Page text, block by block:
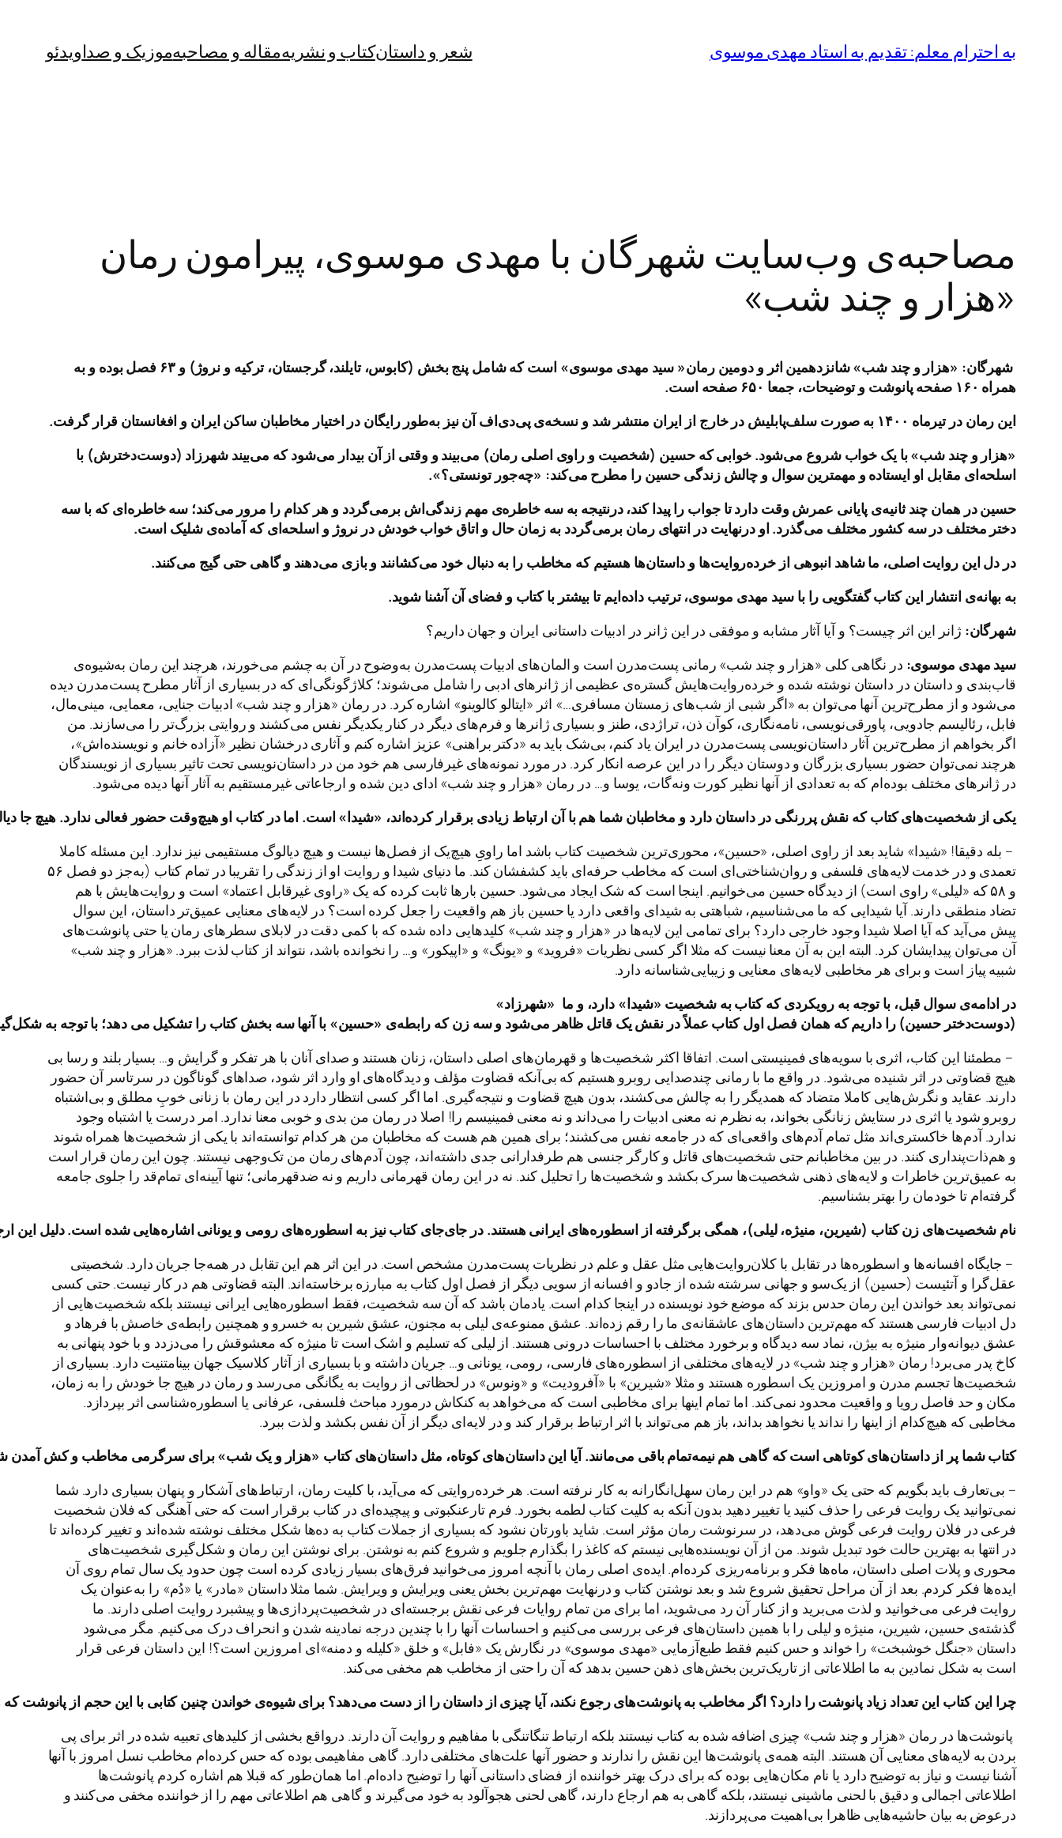
به احترام معلم: تقدیم به استاد مهدی موسوی شعر و داستانکتاب‌ و نشریهمقاله و مصاحبهموزیک و صداویدئو
مصاحبه‌ی وب‌سایت شهرگان با مهدی موسوی، پیرامون رمان
«هزار و چند شب»
شهرگان: «هزار و چند شب»شانزدهمین اثر و دومین رمان« سید مهدی موسوی» است که شامل پنج بخش (کابوس، تایلند، گرجستان، ترکیه و نروژ)
و ۶۳ فصل بوده و به
همراه ۱۶۰ صفحه پانوشت و توضیحات، جمعا ۶۵۰ صفحه است
.
این رمان در تیرماه ۱۴۰۰ به صورت سلف
پابلیش در خارج از ایران منتشر شد و نسخه‌ی پی‌دی‌اف آن نیز بهطور رایگان در اختیار مخاطبان ساکن ایران و افغانستان قرار گرفت.
«هزار و چند شب»با یک خواب شروع میشود.خوابی که حسین (شخصیت و راوی اصلی رمان) می‌بیند و وقتی از آن بیدار میشود که میبیند شهرزاد (دوستدخترش) با
اسلحهای مقابل او ایستاده و مهمترین سوال و چالش زندگی حسین را مطرح می‌کند: «چهجور تونستی؟»
.
حسین در همان چند ثانیهی پایانی عمرش وقت دارد تا جواب را پیدا کند، درنتیجه به سه خاطرهی مهم زندگیاش برمیگردد و هر کدام را مرور میکند؛ سه خاطرهای که با سه
دختر مختلف در سه کشور مختلف میگذرد. او درنهایت در انتهای رمان برمیگردد به زمان حال و اتاق خواب خودش در نروژ و اسلحهای که آمادهی شلیک است.
در دل این روایت اصلی، ما شاهد انبوهی از خرده‌روایت‌ها و داستانها هستیم که مخاطب را به دنبال خود میکشانند و بازی میدهند و گاهی حتی گیج میکنند.
به بهانهی انتشار این کتاب گفتگویی را با سید مهدی موسوی، ترتیب دادهایم تا بیشتر با کتاب و فضای آن آشنا شوید.
شهرگان: ژانر این اثر چیست؟ و آیا آثار مشابه و موفقی در این ژانر در ادبیات داستانی ایران و جهان داریم؟
سید مهدی موسوی: در نگاهی کلی «هزار و چند شب» رمانی پست‌مدرن است و المان‌های ادبیات پست‌مدرن به‌وضوح در آن به چشم می‌خورند، هرچند این رمان به‌شیوه‌ی
قاب‌بندی و داستان در داستان نوشته شده و خرده‌روایت‌هایش گستره‌ی عظیمی از ژانرهای ادبی را شامل می‌شوند؛ کلاژگونگی‌ای که در بسیاری از آثار مطرح پست‌مدرن دیده
می‌شود و از مطرح‌ترین آنها می‌توان به «اگر شبی از شب‌های زمستان مسافری…» اثر «ایتالو کالوینو» اشاره کرد. در رمان «هزار و چند شب» ادبیات جنایی، معمایی، مینی‌مال،
فابل، رئالیسم جادویی، پاورقی‌نویسی، نامه‌نگاری، کوآن ذن، تراژدی، طنز و بسیاری ژانرها و فرم‌های دیگر در کنار یکدیگر نفس می‌کشند و روایتی بزرگ‌تر را می‌‌سازند. من
اگر بخواهم از مطرح‌ترین آثار داستان‌نویسی پست‌مدرن در ایران یاد کنم، بی‌شک باید به «دکتر براهنی» عزیز اشاره کنم و آثاری درخشان نظیر «آزاده خانم و نویسنده‌اش»،
هرچند نمی‌توان حضور بسیاری بزرگان و دوستان دیگر را در این عرصه انکار کرد. در مورد نمونه‌های غیرفارسی هم خود من در داستان‌نویسی تحت تاثیر بسیاری از نویسندگان
در ژانرهای مختلف بوده‌ام که به تعدادی از آنها نظیر کورت ونه‌گات، یوسا و… در رمان «هزار و چند شب» ادای دین شده و ارجاعاتی غیرمستقیم به آثار آنها دیده می‌شود.
یکی از شخصیتهایکتاب که نقش پررنگی در داستان دارد و مخاطبان شما همبا آن ارتباط زیادی برقرار کردهاند، «شیدا» است. امادر کتاب اوهیچوقت حضور فعالی ندارد.هیچ جا
– بله دقیقا! «شیدا» شاید بعد از راوی اصلی، «حسین»، محوری‌ترین شخصیت کتاب باشد اما راویِ هیچ‌یک از فصل‌ها نیست و هیچ دیالوگ مستقیمی نیز ندارد. این مسئله کاملا
تعمدی و در خدمت لایه‌های فلسفی و روان‌شناختی‌ای است که مخاطب حرفه‌ای باید کشفشان کند. ما دنیای شیدا و روایت او از زندگی را تقریبا در تمام کتاب (به‌جز دو فصل ۵۶
و ۵۸ که «لیلی» راوی است) از دیدگاه حسین می‌خوانیم. اینجا است که شک ایجاد می‌شود. حسین بارها ثابت کرده که یک «راوی غیرقابل اعتماد» است و روایت‌هایش با هم
تضاد منطقی دارند. آیا شیدایی که ما می‌شناسیم، شباهتی به شیدای واقعی دارد یا حسین باز هم واقعیت را جعل کرده است؟ در لایه‌های معنایی عمیق‌تر داستان، این سوال
پیش می‌آید که آیا اصلا شیدا وجود خارجی دارد؟ برای تمامی این لایه‌ها در «هزار و چند شب» کلیدهایی داده شده که با کمی دقت در لابلای سطرهای رمان یا حتی پانوشت‌های
آن می‌توان پیدایشان کرد. البته این به آن معنا نیست که مثلا اگر کسی نظریات «فروید» و «یونگ» و «اپیکور» و… را نخوانده باشد، نتواند از کتاب لذت ببرد. «هزار و چند شب»
شبیه پیاز است و برای هر مخاطبی لایه‌های معنایی و زیبایی‌شناسانه دارد.
در ادامهی سوال قبل، باتوجه به رویکردی که کتاببه شخصیت «شیدا» دارد، و ما «شهرزاد»
(دوستدختر حسین)را داریمکه همان فصل اول کتاب عملاًدر نقشیک قاتل ظاهر میشود وسه زن که رابطهی «حسین»با آنهاسه بخش کتاب را تشکیل می دهد؛ باتوجه به شکل
– مطمئنا این کتاب، اثری با سویه‌های فمینیستی است. اتفاقا اکثر شخصیت‌ها و قهرمان‌های اصلی داستان، زنان هستند و صدای آنان با هر تفکر و گرایش و… بسیار بلند و رسا بی
هیچ قضاوتی در اثر شنیده می‌شود. در واقع ما با رمانی چندصدایی روبرو هستیم که بی‌آنکه قضاوت مؤلف و دیدگاه‌های او وارد اثر شود، صداهای گوناگون در سرتاسر آن حضور
دارند. عقاید و نگرش‌هایی کاملا متضاد که همدیگر را به چالش می‌کشند، بدون هیچ قضاوت و نتیجه‌گیری. اما اگر کسی انتظار دارد در این رمان با زنانی خوبِ مطلق و بی‌اشتباه
روبرو شود یا اثری در ستایش زنانگی بخواند، به نظرم نه معنی ادبیات را می‌داند و نه معنی فمینیسم را! اصلا در رمان من بدی و خوبی معنا ندارد. امر درست یا اشتباه وجود
ندارد. آدم‌ها خاکستری‌اند مثل تمام آدم‌های واقعی‌ای که در جامعه نفس می‌کشند؛ برای همین هم هست که مخاطبان من هر کدام توانسته‌اند با یکی از شخصیت‌ها همراه شوند
و هم‌ذات‌پنداری کنند. در بین مخاطبانم حتی شخصیت‌های قاتل و کارگر جنسی هم طرفدارانی جدی داشته‌اند، چون آدم‌های رمان من تک‌وجهی نیستند. چون این رمان قرار است
به عمیق‌ترین خاطرات و لایه‌های ذهنی شخصیت‌ها سرک بکشد و شخصیت‌ها را تحلیل کند. نه در این رمان قهرمانی داریم و نه ضدقهرمانی؛ تنها آیینه‌ای تمام‌قد را جلوی جامعه
گرفته‌ام تا خودمان را بهتر بشناسیم.
نام شخصیتهای زنکتاب (شیرین، منیژه، لیلی)، همگی برگرفته از اسطورههای ایرانیهستند. در جایجای کتابنیز به اسطورههای رومی و یونانی اشارههاییشده است.دلیل این
– جایگاه افسانه‌ها و اسطوره‌ها در تقابل با کلان‌روایت‌هایی مثل عقل و علم در نظریات پست‌مدرن مشخص است. در این اثر هم این تقابل در همه‌جا جریان دارد. شخصیتی
عقل‌گرا و آتئیست (حسین) از یک‌سو و جهانی سرشته شده از جادو و افسانه از سویی دیگر از فصل اول کتاب به مبارزه برخاسته‌اند. البته قضاوتی هم در کار نیست. حتی کسی
نمی‌تواند بعد خواندن این رمان حدس بزند که موضع خود نویسنده در اینجا کدام است. یادمان باشد که آن سه شخصیت، فقط اسطوره‌هایی ایرانی نیستند بلکه شخصیت‌هایی از
دل ادبیات فارسی هستند که مهم‌ترین داستان‌های عاشقانه‌ی ما را رقم زده‌اند. عشق ممنوعه‌ی لیلی به مجنون، عشق شیرین به خسرو و همچنین رابطه‌ی خاصش با فرهاد و
عشق دیوانه‌وار منیژه به بیژن، نماد سه دیدگاه و برخورد مختلف با احساسات درونی هستند. از لیلی که تسلیم و اشک است تا منیژه که معشوقش را می‌دزدد و با خود پنهانی به
کاخ پدر می‌برد! رمان «هزار و چند شب» در لایه‌های مختلفی از اسطوره‌های فارسی، رومی، یونانی و… جریان داشته و با بسیاری از آثار کلاسیک جهان بینامتنیت دارد. بسیاری از
شخصیت‌ها تجسم مدرن و امروزین یک اسطوره هستند و مثلا «شیرین» با «آفرودیت» و «ونوس» در لحظاتی از روایت به یگانگی می‌رسد و رمان در هیچ‌ جا خودش را به زمان،
مکان و حد فاصل رویا و واقعیت محدود نمی‌کند. اما تمام اینها برای مخاطبی است که می‌خواهد به کنکاش درمورد مباحث فلسفی، عرفانی یا اسطوره‌شناسی اثر بپردازد.
مخاطبی که هیچ‌کدام از اینها را نداند یا نخواهد بداند، باز هم می‌تواند با اثر ارتباط برقرار کند و در لایه‌ای دیگر از آن نفس بکشد و لذت ببرد.
کتابشما پر از داستانهایکوتاهی استکه گاهی همنیمهتمامباقی میمانند.آیا اینداستانهایکوتاه، مثل داستانهای کتاب «هزار و یک شب»برای سرگرمی مخاطب وکش آمدن
– بی‌تعارف باید بگویم که حتی یک «واو» هم در این رمان سهل‌انگارانه به کار نرفته است. هر خرده‌روایتی که می‌آید، با کلیت رمان، ارتباط‌های آشکار و پنهان بسیاری دارد. شما
نمی‌توانید یک روایت فرعی را حذف کنید یا تغییر دهید بدون آنکه به کلیت کتاب لطمه بخورد. فرم تارعنکبوتی و پیچیده‌ای در کتاب برقرار است که حتی آهنگی که فلان شخصیت
فرعی در فلان روایت فرعی گوش می‌دهد، در سرنوشت رمان مؤثر است. شاید باورتان نشود که بسیاری از جملات کتاب به ده‌ها شکل مختلف نوشته شده‌اند و تغییر کرده‌اند تا
در انتها به بهترین حالت خود تبدیل شوند. من از آن نویسنده‌هایی نیستم که کاغذ را بگذارم جلویم و شروع کنم به نوشتن. برای نوشتن این رمان و شکل‌گیری شخصیت‌های
محوری و پلات اصلی داستان، ماه‌ها فکر و برنامه‌ریزی کرده‌ام. ایده‌ی اصلی رمان با آنچه امروز می‌خوانید فرق‌های بسیار زیادی کرده است چون حدود یک سال تمام روی آن
ایده‌ها فکر کردم. بعد از آن مراحل تحقیق شروع شد و بعد نوشتن کتاب و درنهایت مهم‌ترین بخش یعنی ویرایش و ویرایش. شما مثلا داستان «مادر» یا «دُم» را به‌عنوان یک
روایت فرعی می‌خوانید و لذت می‌برید و از کنار آن رد می‌شوید، اما برای من تمام روایات فرعی نقش برجسته‌ای در شخصیت‌پردازی‌ها و پیشبرد روایت اصلی دارند. ما
گذشته‌ی حسین، شیرین، منیژه و لیلی را با همین داستان‌های فرعی بررسی می‌کنیم و احساسات آنها را با چندین درجه نمادینه شدن و انحراف درک می‌کنیم. مگر می‌شود
داستان «جنگل خوشبخت» را خواند و حس کنیم فقط طبع‌آزمایی «مهدی موسوی» در نگارش یک «فابل» و خلق «کلیله و دمنه»ای امروزین است؟! این داستان فرعی قرار
است به شکل نمادین به ما اطلاعاتی از تاریک‌ترین بخش‌های ذهن حسین بدهد که آن را حتی از مخاطب هم مخفی می‌کند.
چرا این کتاب این تعداد زیاد پانوشترا دارد؟ اگر مخاطب بهپانوشتهایرجوع نکند، آیا چیزی از داستانرا از دست میدهد؟ برایشیوهی خواندن چنینکتابی با این حجم از پانوشت که
پانوشت‌ها در رمان «هزار و چند شب» چیزی اضافه شده به کتاب نیستند بلکه ارتباط تنگاتنگی با مفاهیم و روایت آن دارند. درواقع بخشی از کلیدهای تعبیه شده در اثر برای پی
بردن به لایه‌های معنایی آن هستند. البته همه‌ی پانوشت‌ها این نقش را ندارند و حضور آنها علت‌های مختلفی دارد. گاهی مفاهیمی بوده که حس کرده‌ام مخاطب نسل امروز با آنها
آشنا نیست و نیاز به توضیح دارد یا نام مکان‌هایی بوده که برای درک بهتر خواننده از فضای داستانی آنها را توضیح داده‌ام. اما همان‌طور که قبلا هم اشاره کردم پانوشت‌ها
اطلاعاتی اجمالی و دقیق با لحنی ماشینی نیستند، بلکه گاهی به هم ارجاع دارند، گاهی لحنی هجوآلود به خود می‌گیرند و گاهی هم اطلاعاتی مهم را از خواننده مخفی می‌کنند و
درعوض به بیان حاشیه‌هایی ظاهرا بی‌اهمیت می‌پردازند.